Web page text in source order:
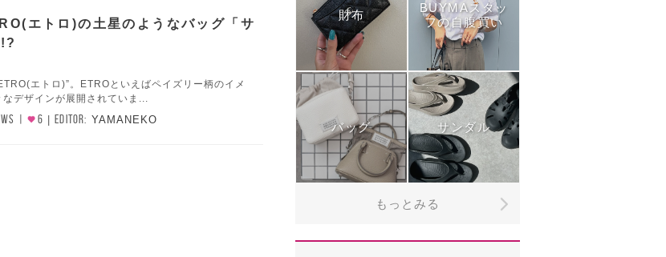
エトロ)の土星のようなバッグ「サ
エトロ)”。ETROといえばペイズリー柄のイメ
デザインが展開されていま...
6 EDITOR: YAMANEKO
財布
BUYMAスタッ
フの自腹買い
バッグ サンダル
もっとみる